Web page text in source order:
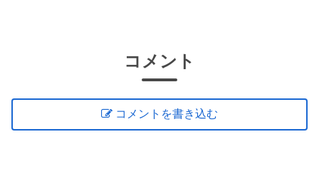
コメント
コメントを書き込む